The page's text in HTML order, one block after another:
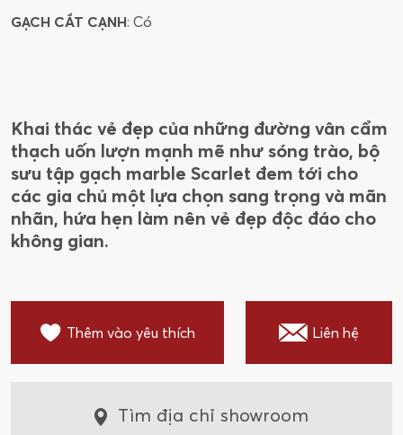
GẠCH CẮT CẠNH: Có
Khai thác vẻ đẹp của những đường vân cẩm
thạch uốn lượn mạnh mẽ như sóng trào, bộ
sưu tập gạch marble Scarlet đem tới cho
các gia chủ một lựa chọn sang trọng và mãn
nhãn, hứa hẹn làm nên vẻ đẹp độc đáo cho
không gian.
Thêm vào yêu thích Liên hệ
Tìm địa chỉ showroom